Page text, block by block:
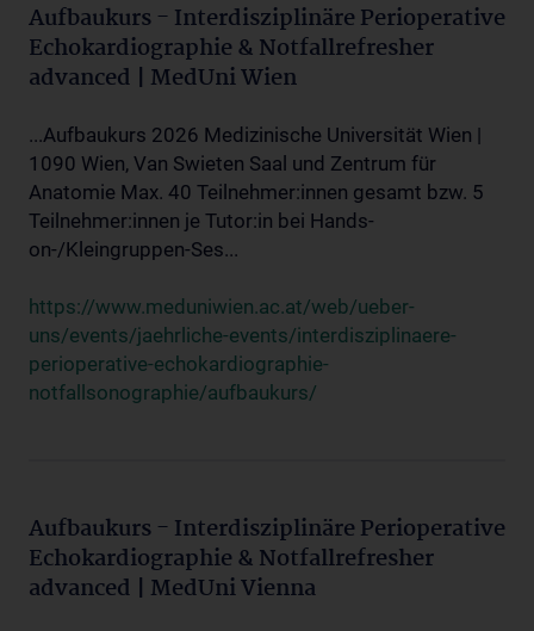
Aufbaukurs - Interdisziplinäre Perioperative
Echokardiographie & Notfallrefresher
advanced | MedUni Wien
...Aufbaukurs 2026 Medizinische Universität Wien |
1090 Wien, Van Swieten Saal und Zentrum für
Anatomie Max. 40 Teilnehmer:innen gesamt bzw. 5
Teilnehmer:innen je Tutor:in bei Hands-
on-/Kleingruppen-Ses...
https://www.meduniwien.ac.at/web/ueber-
uns/events/jaehrliche-events/interdisziplinaere-
perioperative-echokardiographie-
notfallsonographie/aufbaukurs/
Aufbaukurs - Interdisziplinäre Perioperative
Echokardiographie & Notfallrefresher
advanced | MedUni Vienna